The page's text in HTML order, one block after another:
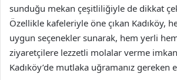
sunduğu mekan çeşitliliğiyle de dikkat
Özellikle kafeleriyle öne çıkan Kadıköy,
uygun seçenekler sunarak, hem yerli
ziyaretçilere lezzetli molalar verme
Kadıköy’de mutlaka uğramanız gereken